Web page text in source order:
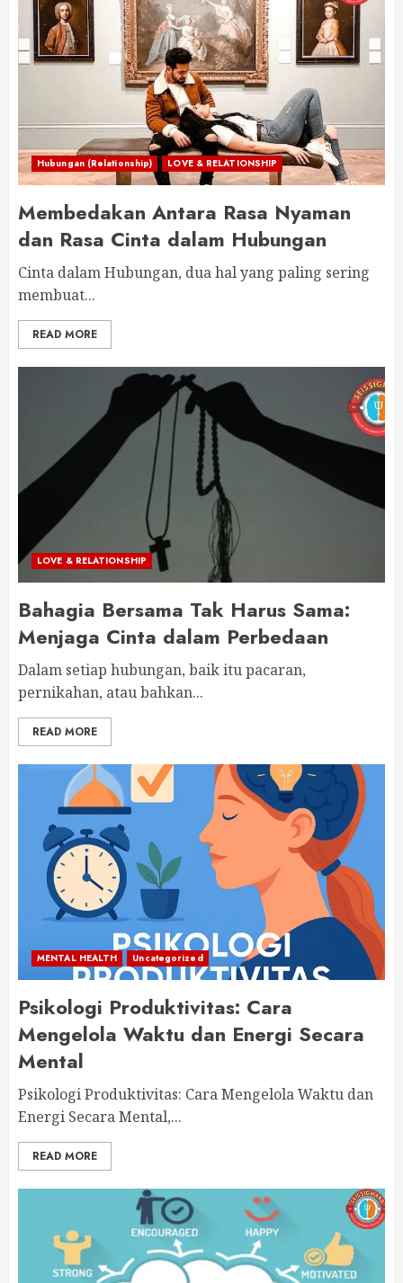
Hubungan (Relationship) LOVE & RELATIONSHIP
Membedakan Antara Rasa Nyaman
dan Rasa Cinta dalam Hubungan
Cinta dalam Hubungan, dua hal yang paling sering
membuat...
READ MORE
LOVE & RELATIONSHIP
Bahagia Bersama Tak Harus Sama:
Menjaga Cinta dalam Perbedaan
Dalam setiap hubungan, baik itu pacaran,
pernikahan, atau bahkan...
READ MORE
MENTAL HEALTH Uncategorized
Psikologi Produktivitas: Cara
Mengelola Waktu dan Energi Secara
Mental
Psikologi Produktivitas: Cara Mengelola Waktu dan
Energi Secara Mental,...
READ MORE